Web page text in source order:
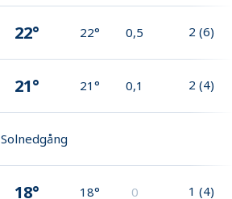
22° 22° 0,5 2 (6)
21° 21° 0,1 2 (4)
Solnedgång
18° 18° 0 1 (4)